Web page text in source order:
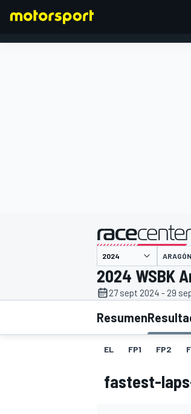
INDYCAR
ARAGÓN
2024 WSBK
27 sept 2024 - 29
Resumen
EL FP1 FP2
fastest-